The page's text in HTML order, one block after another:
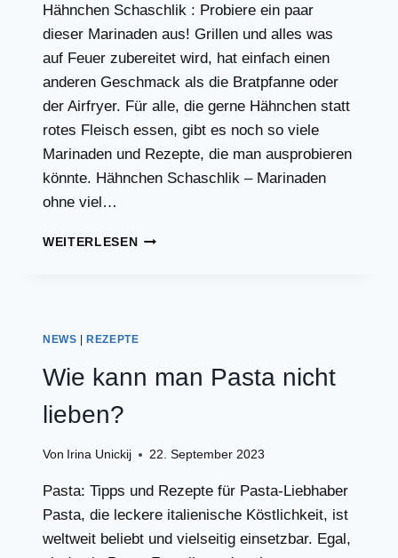
Hähnchen Schaschlik : Probiere ein paar
dieser Marinaden aus! Grillen und alles was
auf Feuer zubereitet wird, hat einfach einen
anderen Geschmack als die Bratpfanne oder
der Airfryer. Für alle, die gerne Hähnchen statt
rotes Fleisch essen, gibt es noch so viele
Marinaden und Rezepte, die man ausprobieren
könnte. Hähnchen Schaschlik – Marinaden
ohne viel…
WEITERLESENHÄHNCHEN
NEWS REZEPTE
Wie kann man Pasta nicht
lieben?
Von Irina Unickij 22. September 2023
Pasta: Tipps und Rezepte für Pasta-Liebhaber
Pasta, die leckere italienische Köstlichkeit, ist
weltweit beliebt und vielseitig einsetzbar. Egal,